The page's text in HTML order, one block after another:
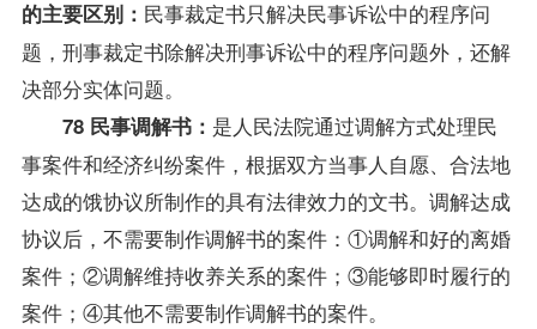
的主要区别： 民事裁定书只解决民事诉讼中的程序问
题，刑事裁定书除解决刑事诉讼中的程序问题外，还解
决部分实体问题。
78 民事调解书： 是人民法院通过调解方式处理民
事案件和经济纠纷案件，根据双方当事人自愿、合法地
达成的饿协议所制作的具有法律效力的文书。调解达成
协议后，不需要制作调解书的案件：①调解和好的离婚
案件；②调解维持收养关系的案件；③能够即时履行的
案件；④其他不需要制作调解书的案件。